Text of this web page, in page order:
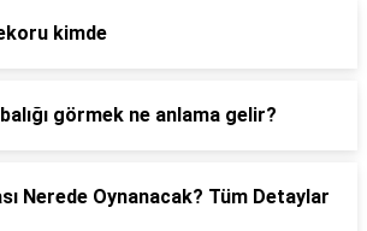
kimde
görmek ne anlama gelir?
Nerede Oynanacak? Tüm Detaylar